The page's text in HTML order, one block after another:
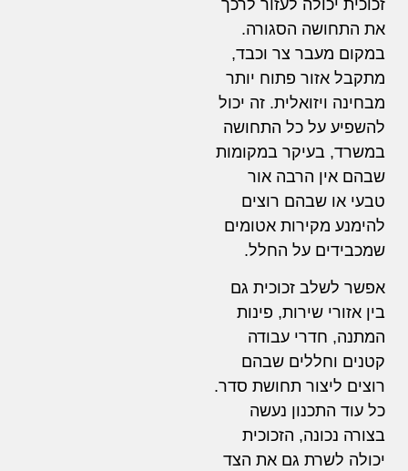
זכוכית יכולה לעזור לרכך
את התחושה הסגורה.
במקום מעבר צר וכבד,
מתקבל אזור פתוח יותר
מבחינה ויזואלית. זה יכול
להשפיע על כל התחושה
במשרד, בעיקר במקומות
שבהם אין הרבה אור
טבעי או שבהם רוצים
להימנע מקירות אטומים
שמכבידים על החלל.
אפשר לשלב זכוכית גם
בין אזורי שירות, פינות
המתנה, חדרי עבודה
קטנים וחללים שבהם
רוצים ליצור תחושת סדר.
כל עוד התכנון נעשה
בצורה נכונה, הזכוכית
יכולה לשרת גם את הצד